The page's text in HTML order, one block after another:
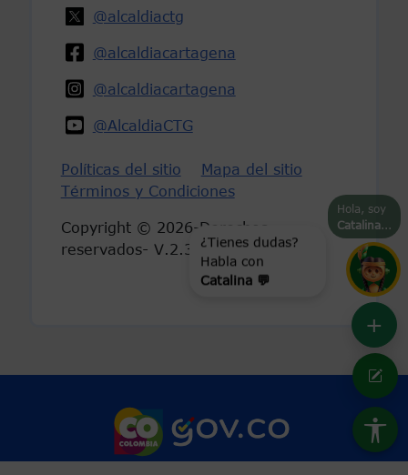
+
Hola, soy
Catalina...
¿Tienes dudas?
Habla con
Catalina 💬
@alcaldiactg
@alcaldiacartagena
@alcaldiacartagena
@AlcaldiaCTG
Políticas del sitio
Mapa del sitio
Términos y Condiciones
Copyright © 2026-Derechos
reservados- V.2.3
Marca Colombia
Logo Gobierno